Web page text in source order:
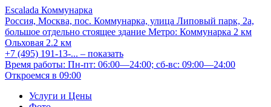
Escalada Коммунарка
Россия, Москва, пос. Коммунарка, улица Липовый парк, 2а,
большое отдельно стоящее здание Метро: Коммунарка 2 км
Ольховая 2.2 км
+7 (495) 191-13-... – показать
Время работы: Пн-пт: 06:00—24:00; сб-вс: 09:00—24:00
Откроемся в 09:00
Услуги и Цены